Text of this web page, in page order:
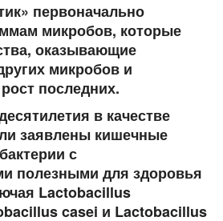
первоначально
микробов, которые
оказывающие
микробов и
последних.
в качестве
заявлены кишечные
с
полезными для здоровья
Lactobacillus
casei и Lactobacillus